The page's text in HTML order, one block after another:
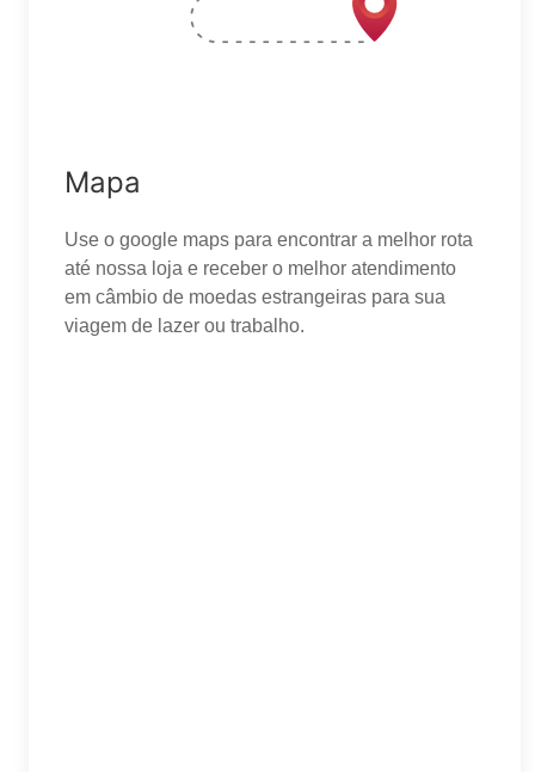
Mapa
Use o google maps para encontrar a melhor rota
até nossa loja e receber o melhor atendimento
em câmbio de moedas estrangeiras para sua
viagem de lazer ou trabalho.